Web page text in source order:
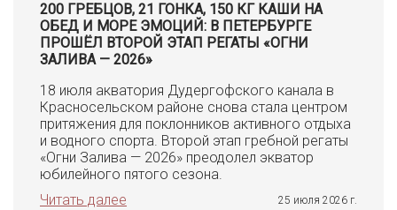
200 ГРЕБЦОВ, 21 ГОНКА, 150 КГ КАШИ НА
ОБЕД И МОРЕ ЭМОЦИЙ: В ПЕТЕРБУРГЕ
ПРОШЁЛ ВТОРОЙ ЭТАП РЕГАТЫ «ОГНИ
ЗАЛИВА — 2026»
18 июля акватория Дудергофского канала в
Красносельском районе снова стала центром
притяжения для поклонников активного отдыха
и водного спорта. Второй этап гребной регаты
«Огни Залива — 2026» преодолел экватор
юбилейного пятого сезона.
Читать далее
25 июля 2026 г.